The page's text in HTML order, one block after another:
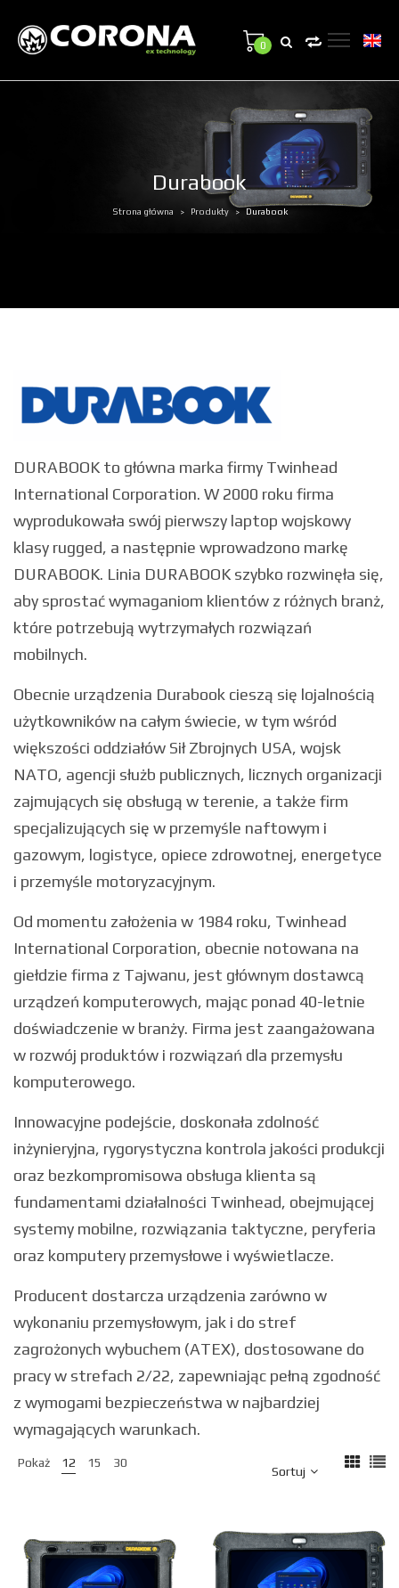
0
Durabook
Strona główna > Produkty > Durabook
DURABOOK to główna marka firmy Twinhead
International Corporation. W 2000 roku firma
wyprodukowała swój pierwszy laptop wojskowy
klasy rugged, a następnie wprowadzono markę
DURABOOK. Linia DURABOOK szybko rozwinęła się,
aby sprostać wymaganiom klientów z różnych branż,
które potrzebują wytrzymałych rozwiązań
mobilnych.
Obecnie urządzenia Durabook cieszą się lojalnością
użytkowników na całym świecie, w tym wśród
większości oddziałów Sił Zbrojnych USA, wojsk
NATO, agencji służb publicznych, licznych organizacji
zajmujących się obsługą w terenie, a także firm
specjalizujących się w przemyśle naftowym i
gazowym, logistyce, opiece zdrowotnej, energetyce
i przemyśle motoryzacyjnym.
Od momentu założenia w 1984 roku, Twinhead
International Corporation, obecnie notowana na
giełdzie firma z Tajwanu, jest głównym dostawcą
urządzeń komputerowych, mając ponad 40-letnie
doświadczenie w branży. Firma jest zaangażowana
w rozwój produktów i rozwiązań dla przemysłu
komputerowego.
Innowacyjne podejście, doskonała zdolność
inżynieryjna, rygorystyczna kontrola jakości produkcji
oraz bezkompromisowa obsługa klienta są
fundamentami działalności Twinhead, obejmującej
systemy mobilne, rozwiązania taktyczne, peryferia
oraz komputery przemysłowe i wyświetlacze.
Producent dostarcza urządzenia zarówno w
wykonaniu przemysłowym, jak i do stref
zagrożonych wybuchem (ATEX), dostosowane do
pracy w strefach 2/22, zapewniając pełną zgodność
z wymogami bezpieczeństwa w najbardziej
wymagających warunkach.
Pokaż 12 15 30
Sortuj